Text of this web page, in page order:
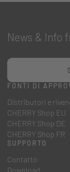
News & Info
FONTI DI
Distributori e
CHERRY Shop EU
CHERRY Shop DE
CHERRY Shop FR
SUPPORTO
Contatto
Download